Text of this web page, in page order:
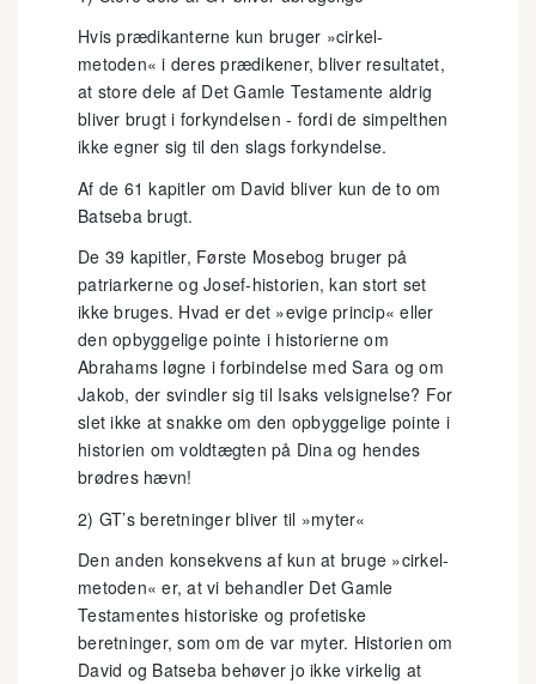
Hvis prædikanterne kun bruger »cirkel-
metoden« i deres prædikener, bliver resultatet,
at store dele af Det Gamle Testamente aldrig
bliver brugt i forkyndelsen - fordi de simpelthen
ikke egner sig til den slags forkyndelse.
Af de 61 kapitler om David bliver kun de to om
Batseba brugt.
De 39 kapitler, Første Mosebog bruger på
patriarkerne og Josef-historien, kan stort set
ikke bruges. Hvad er det »evige princip« eller
den opbyggelige pointe i historierne om
Abrahams løgne i forbindelse med Sara og om
Jakob, der svindler sig til Isaks velsignelse? For
slet ikke at snakke om den opbyggelige pointe i
historien om voldtægten på Dina og hendes
brødres hævn!
2) GT’s beretninger bliver til »myter«
Den anden konsekvens af kun at bruge »cirkel-
metoden« er, at vi behandler Det Gamle
Testamentes historiske og profetiske
beretninger, som om de var myter. Historien om
David og Batseba behøver jo ikke virkelig at